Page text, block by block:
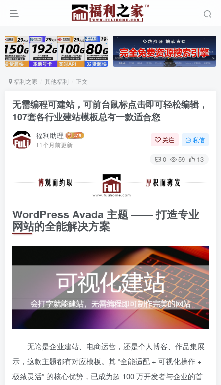
福利之家 其他福利 正文
无需编程可建站，可前台鼠标点击即可轻松编辑，
107套各行业建站模板总有一款适合您
福利助理
11个月前更新
关注 私信
0 59 13
WordPress Avada 主题 —— 打造专业
网站的全能解决方案
无论是企业建站、电商运营，还是个人博客、作品集展
示，这款主题都有对应模板。其 “全能适配 + 可视化操作 +
极致灵活” 的核心优势，已成为超 100 万开发者与企业的首